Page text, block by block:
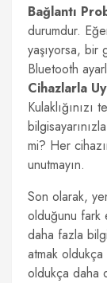
Bağlantı
durumdur.
yaşıyorsa, bir
Bluetooth
Cihazlarla
mi? Her
unutmayın.
Son olarak,
olduğunu fark
daha fazla
atmak oldukça
oldukça daha